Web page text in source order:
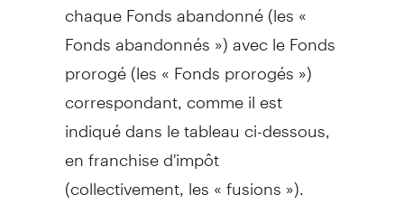
chaque Fonds abandonné (les «
Fonds abandonnés ») avec le Fonds
prorogé (les « Fonds prorogés »)
correspondant, comme il est
indiqué dans le tableau ci-dessous,
en franchise d'impôt
(collectivement, les « fusions »).